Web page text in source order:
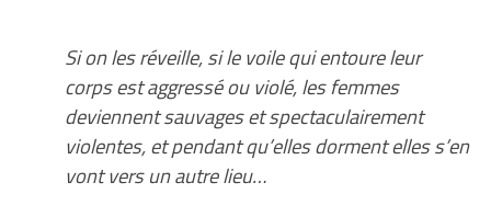
Si on les réveille, si le voile qui entoure leur
corps est aggressé ou violé, les femmes
deviennent sauvages et spectaculairement
violentes, et pendant qu’elles dorment elles s’en
vont vers un autre lieu…